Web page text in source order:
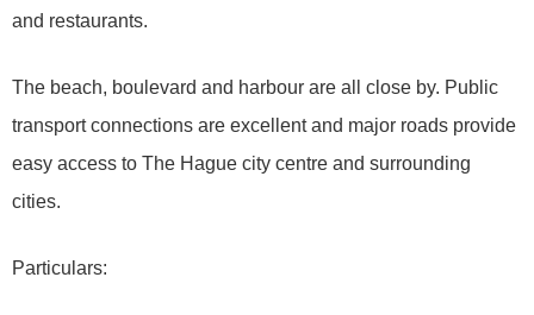
and restaurants.
The beach, boulevard and harbour are all close by. Public
transport connections are excellent and major roads provide
easy access to The Hague city centre and surrounding
cities.
Particulars: